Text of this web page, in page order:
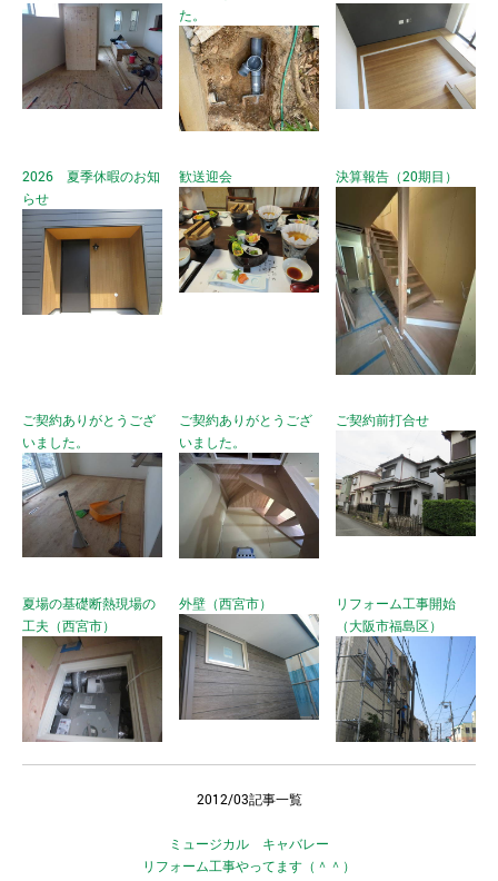
た。
2026 夏季休暇のお知
らせ
歓送迎会 決算報告（20期目）
ご契約ありがとうござ
いました。
ご契約ありがとうござ
いました。
ご契約前打合せ
夏場の基礎断熱現場の
工夫（西宮市）
外壁（西宮市）
リフォーム工事開始
（大阪市福島区）
2012/03記事一覧
ミュージカル キャバレー
リフォーム工事やってます（＾＾）